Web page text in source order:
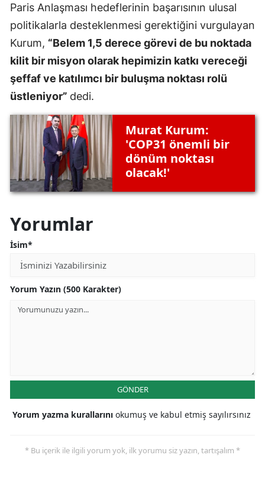
Paris Anlaşması hedeflerinin başarısının ulusal
politikalarla desteklenmesi gerektiğini vurgulayan
Kurum, “Belem 1,5 derece görevi de bu noktada
kilit bir misyon olarak hepimizin katkı vereceği
şeffaf ve katılımcı bir buluşma noktası rolü
üstleniyor” dedi.
Murat Kurum:
'COP31 önemli bir
dönüm noktası
olacak!'
Yorumlar
İsim*
Yorum Yazın (500 Karakter)
GÖNDER
Yorum yazma kurallarını okumuş ve kabul etmiş sayılırsınız
* Bu içerik ile ilgili yorum yok, ilk yorumu siz yazın, tartışalım *